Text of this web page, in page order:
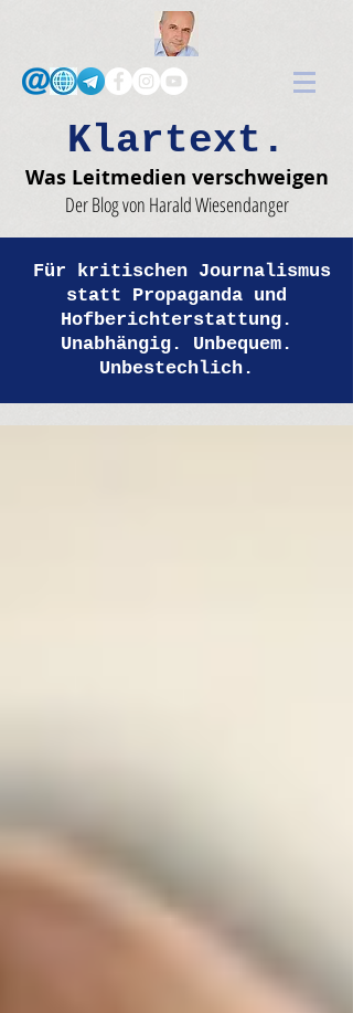
Klartext.
Was Leitmedien verschweigen
Der Blog von Harald Wiesendanger
Für kritischen Journalismus
statt Propaganda und
Hofberichterstattung.
Unabhängig. Unbequem.
Unbestechlich.